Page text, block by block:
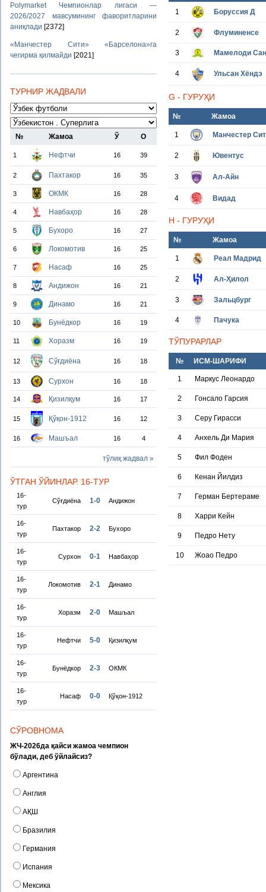
Polymarket Чемпионлар лигаси —
2026/2027 мавсумининг фаворитларини
аниқлади [2372]
«Манчестер Сити» «Барселона»га
чегирма қилмайди [2021]
ТУРНИР ЖАДВАЛИ
№ Жамоа Ў О
1 Нефтчи 16 39
2 Пахтакор 16 35
3 ОКМК 16 28
4 Навбаҳор 16 28
5 Бухоро 16 27
6 Локомотив 16 25
7 Насаф 16 25
8 Андижон 16 21
9 Динамо 16 21
10 Бунёдкор 16 19
11 Хоразм 16 19
12 Сўғдиёна 16 18
13 Сурхон 16 18
14 Қизилқум 16 17
15 Қўқон-1912 16 12
16 Машъал 16 4
тўлиқ жадвал »
ЎТГАН ЎЙИНЛАР. 16-ТУР
16-
тур
Сўғдиёна 1-0 Андижон
16-
тур
Пахтакор 2-2 Бухоро
16-
тур
Сурхон 0-1 Навбаҳор
16-
тур
Локомотив 2-1 Динамо
16-
тур
Хоразм 2-0 Машъал
16-
тур
Нефтчи 5-0 Қизилқум
16-
тур
Бунёдкор 2-3 ОКМК
16-
тур
Насаф 0-0 Қўқон-1912
СЎРОВНОМА
ЖЧ-2026да қайси жамоа чемпион
бўлади, деб ўйлайсиз?
Аргентина
Англия
АҚШ
Бразилия
Германия
Испания
Мексика
1 Боруссия Д
2 Флуминенсе
3 Мамелоди
4 Ульсан Хёндэ
G - ГУРУҲИ
№ Жамоа
1 Манчестер
2 Ювентус
3 Ал-Айн
4 Видад
H - ГУРУҲИ
№ Жамоа
1 Реал Мадрид
2 Ал-Ҳилол
3 Зальцбург
4 Пачука
ТЎПУРАРЛАР
№ ИСМ-ШАРИФИ
1 Маркус Леонардо
2 Гонсало Гарсия
3 Серу Гирасси
4 Анхель Ди Мария
5 Фил Фоден
6 Кенан Йилдиз
7 Герман Бертераме
8 Харри Кейн
9 Педро Нету
10 Жоао Педро